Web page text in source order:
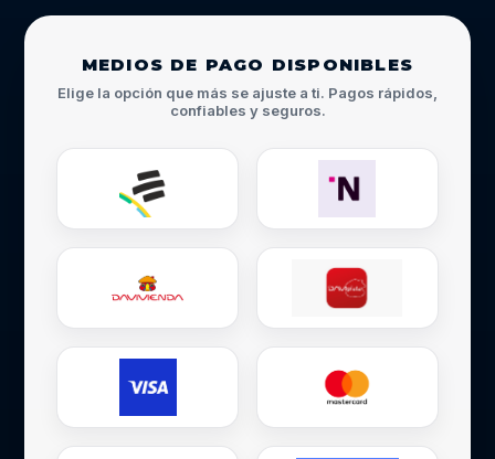
MEDIOS DE PAGO DISPONIBLES
Elige la opción que más se ajuste a ti. Pagos rápidos,
confiables y seguros.